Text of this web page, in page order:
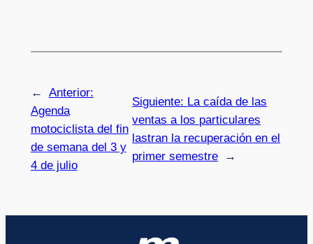
←
Anterior:
Agenda
motociclista del fin
de semana del 3 y
4 de julio
Siguiente: La caída de las
ventas a los particulares
lastran la recuperación en el
primer semestre
→